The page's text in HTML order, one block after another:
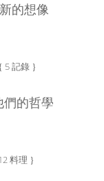
的想像
｛ 5 記錄 ｝
的哲學
料理 ｝